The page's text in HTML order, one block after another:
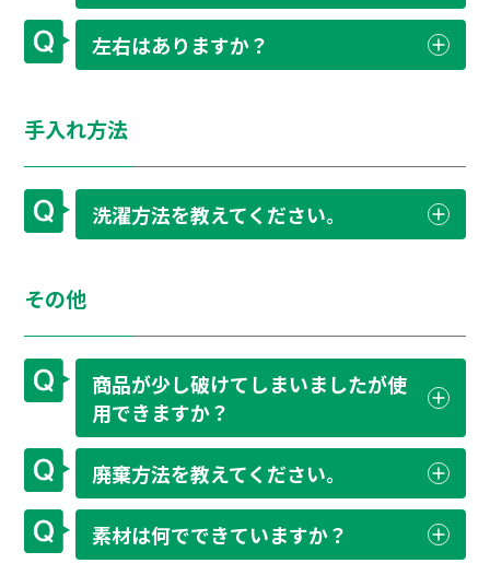
左右はありますか？
手入れ方法
洗濯方法を教えてください。
その他
商品が少し破けてしまいましたが使
用できますか？
廃棄方法を教えてください。
素材は何でできていますか？